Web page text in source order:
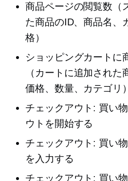
商品ページの閲覧数（
た商品のID、商品名、
格）
ショッピングカートに
（カートに追加された
価格、数量、カテゴリ）
チェックアウト: 買い
ウトを開始する
チェックアウト: 買い
を入力する
チェックアウト: 買い